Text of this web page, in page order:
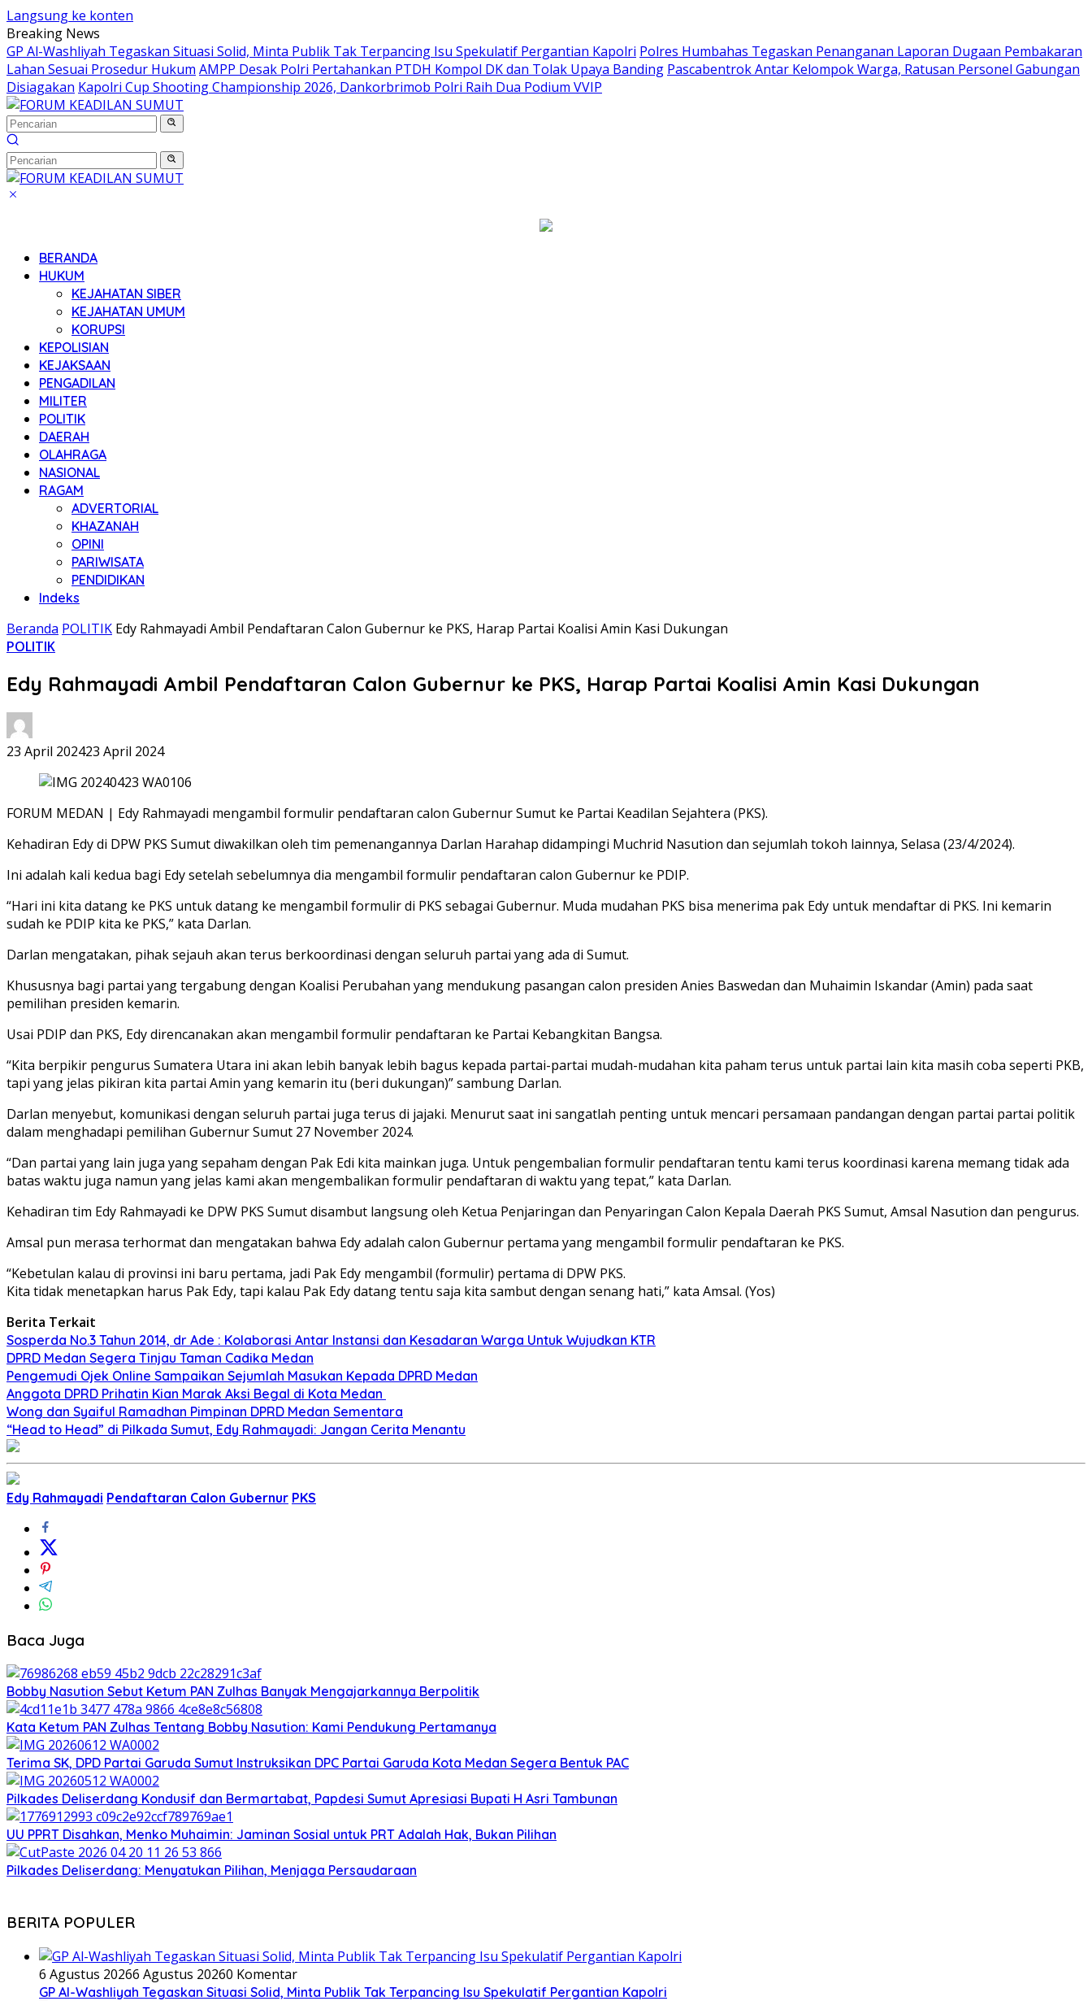
Langsung ke konten
Breaking News
GP Al-Washliyah Tegaskan Situasi Solid, Minta Publik Tak Terpancing Isu Spekulatif Pergantian Kapolri Polres Humbahas Tegaskan Penanganan Laporan Dugaan Pembakaran
Lahan Sesuai Prosedur Hukum AMPP Desak Polri Pertahankan PTDH Kompol DK dan Tolak Upaya Banding Pascabentrok Antar Kelompok Warga, Ratusan Personel Gabungan
Disiagakan Kapolri Cup Shooting Championship 2026, Dankorbrimob Polri Raih Dua Podium VVIP
BERANDA
HUKUM
KEJAHATAN SIBER
KEJAHATAN UMUM
KORUPSI
KEPOLISIAN
KEJAKSAAN
PENGADILAN
MILITER
POLITIK
DAERAH
OLAHRAGA
NASIONAL
RAGAM
ADVERTORIAL
KHAZANAH
OPINI
PARIWISATA
PENDIDIKAN
Indeks
Beranda POLITIK Edy Rahmayadi Ambil Pendaftaran Calon Gubernur ke PKS, Harap Partai Koalisi Amin Kasi Dukungan
POLITIK
Edy Rahmayadi Ambil Pendaftaran Calon Gubernur ke PKS, Harap Partai Koalisi Amin Kasi Dukungan
23 April 202423 April 2024
FORUM MEDAN | Edy Rahmayadi mengambil formulir pendaftaran calon Gubernur Sumut ke Partai Keadilan Sejahtera (PKS).
Kehadiran Edy di DPW PKS Sumut diwakilkan oleh tim pemenangannya Darlan Harahap didampingi Muchrid Nasution dan sejumlah tokoh lainnya, Selasa (23/4/2024).
Ini adalah kali kedua bagi Edy setelah sebelumnya dia mengambil formulir pendaftaran calon Gubernur ke PDIP.
“Hari ini kita datang ke PKS untuk datang ke mengambil formulir di PKS sebagai Gubernur. Muda mudahan PKS bisa menerima pak Edy untuk mendaftar di PKS. Ini kemarin
sudah ke PDIP kita ke PKS,” kata Darlan.
Darlan mengatakan, pihak sejauh akan terus berkoordinasi dengan seluruh partai yang ada di Sumut.
Khususnya bagi partai yang tergabung dengan Koalisi Perubahan yang mendukung pasangan calon presiden Anies Baswedan dan Muhaimin Iskandar (Amin) pada saat
pemilihan presiden kemarin.
Usai PDIP dan PKS, Edy direncanakan akan mengambil formulir pendaftaran ke Partai Kebangkitan Bangsa.
“Kita berpikir pengurus Sumatera Utara ini akan lebih banyak lebih bagus kepada partai-partai mudah-mudahan kita paham terus untuk partai lain kita masih coba seperti PKB,
tapi yang jelas pikiran kita partai Amin yang kemarin itu (beri dukungan)” sambung Darlan.
Darlan menyebut, komunikasi dengan seluruh partai juga terus di jajaki. Menurut saat ini sangatlah penting untuk mencari persamaan pandangan dengan partai partai politik
dalam menghadapi pemilihan Gubernur Sumut 27 November 2024.
“Dan partai yang lain juga yang sepaham dengan Pak Edi kita mainkan juga. Untuk pengembalian formulir pendaftaran tentu kami terus koordinasi karena memang tidak ada
batas waktu juga namun yang jelas kami akan mengembalikan formulir pendaftaran di waktu yang tepat,” kata Darlan.
Kehadiran tim Edy Rahmayadi ke DPW PKS Sumut disambut langsung oleh Ketua Penjaringan dan Penyaringan Calon Kepala Daerah PKS Sumut, Amsal Nasution dan pengurus.
Amsal pun merasa terhormat dan mengatakan bahwa Edy adalah calon Gubernur pertama yang mengambil formulir pendaftaran ke PKS.
“Kebetulan kalau di provinsi ini baru pertama, jadi Pak Edy mengambil (formulir) pertama di DPW PKS.
Kita tidak menetapkan harus Pak Edy, tapi kalau Pak Edy datang tentu saja kita sambut dengan senang hati,” kata Amsal. (Yos)
Berita Terkait
Sosperda No.3 Tahun 2014, dr Ade : Kolaborasi Antar Instansi dan Kesadaran Warga Untuk Wujudkan KTR
DPRD Medan Segera Tinjau Taman Cadika Medan
Pengemudi Ojek Online Sampaikan Sejumlah Masukan Kepada DPRD Medan
Anggota DPRD Prihatin Kian Marak Aksi Begal di Kota Medan
Wong dan Syaiful Ramadhan Pimpinan DPRD Medan Sementara
“Head to Head” di Pilkada Sumut, Edy Rahmayadi: Jangan Cerita Menantu
Edy Rahmayadi Pendaftaran Calon Gubernur PKS
Baca Juga
Bobby Nasution Sebut Ketum PAN Zulhas Banyak Mengajarkannya Berpolitik
Kata Ketum PAN Zulhas Tentang Bobby Nasution: Kami Pendukung Pertamanya
Terima SK, DPD Partai Garuda Sumut Instruksikan DPC Partai Garuda Kota Medan Segera Bentuk PAC
Pilkades Deliserdang Kondusif dan Bermartabat, Papdesi Sumut Apresiasi Bupati H Asri Tambunan
UU PPRT Disahkan, Menko Muhaimin: Jaminan Sosial untuk PRT Adalah Hak, Bukan Pilihan
Pilkades Deliserdang: Menyatukan Pilihan, Menjaga Persaudaraan
BERITA POPULER
6 Agustus 20266 Agustus 20260 Komentar
GP Al-Washliyah Tegaskan Situasi Solid, Minta Publik Tak Terpancing Isu Spekulatif Pergantian Kapolri